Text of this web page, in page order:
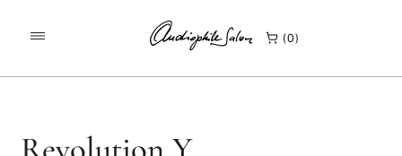
0
KEZDŐLAP TERMÉKEK / REVOLUTION Y